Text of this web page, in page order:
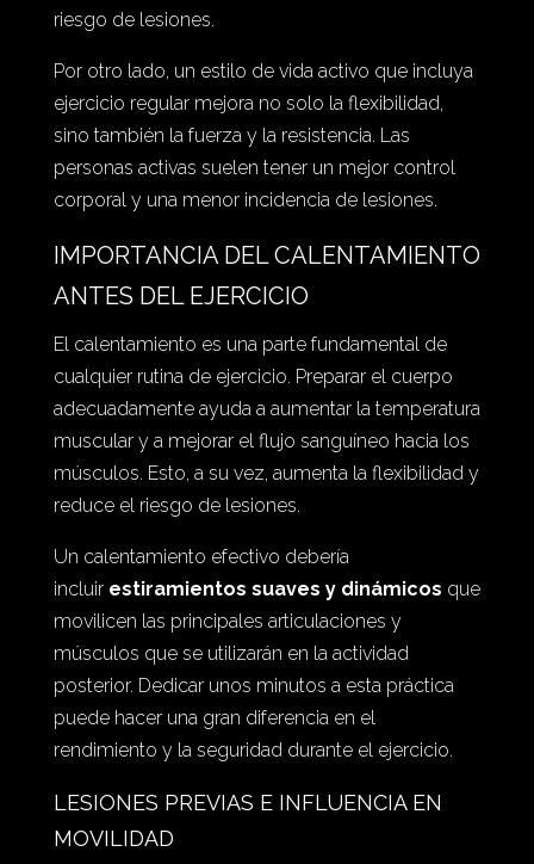
riesgo de lesiones.
Por otro lado, un estilo de vida activo que incluya
ejercicio regular mejora no solo la flexibilidad,
sino también la fuerza y la resistencia. Las
personas activas suelen tener un mejor control
corporal y una menor incidencia de lesiones.
IMPORTANCIA DEL CALENTAMIENTO
ANTES DEL EJERCICIO
El calentamiento es una parte fundamental de
cualquier rutina de ejercicio. Preparar el cuerpo
adecuadamente ayuda a aumentar la temperatura
muscular y a mejorar el flujo sanguíneo hacia los
músculos. Esto, a su vez, aumenta la flexibilidad y
reduce el riesgo de lesiones.
Un calentamiento efectivo debería
incluir estiramientos suaves y dinámicos que
movilicen las principales articulaciones y
músculos que se utilizarán en la actividad
posterior. Dedicar unos minutos a esta práctica
puede hacer una gran diferencia en el
rendimiento y la seguridad durante el ejercicio.
LESIONES PREVIAS E INFLUENCIA EN
MOVILIDAD